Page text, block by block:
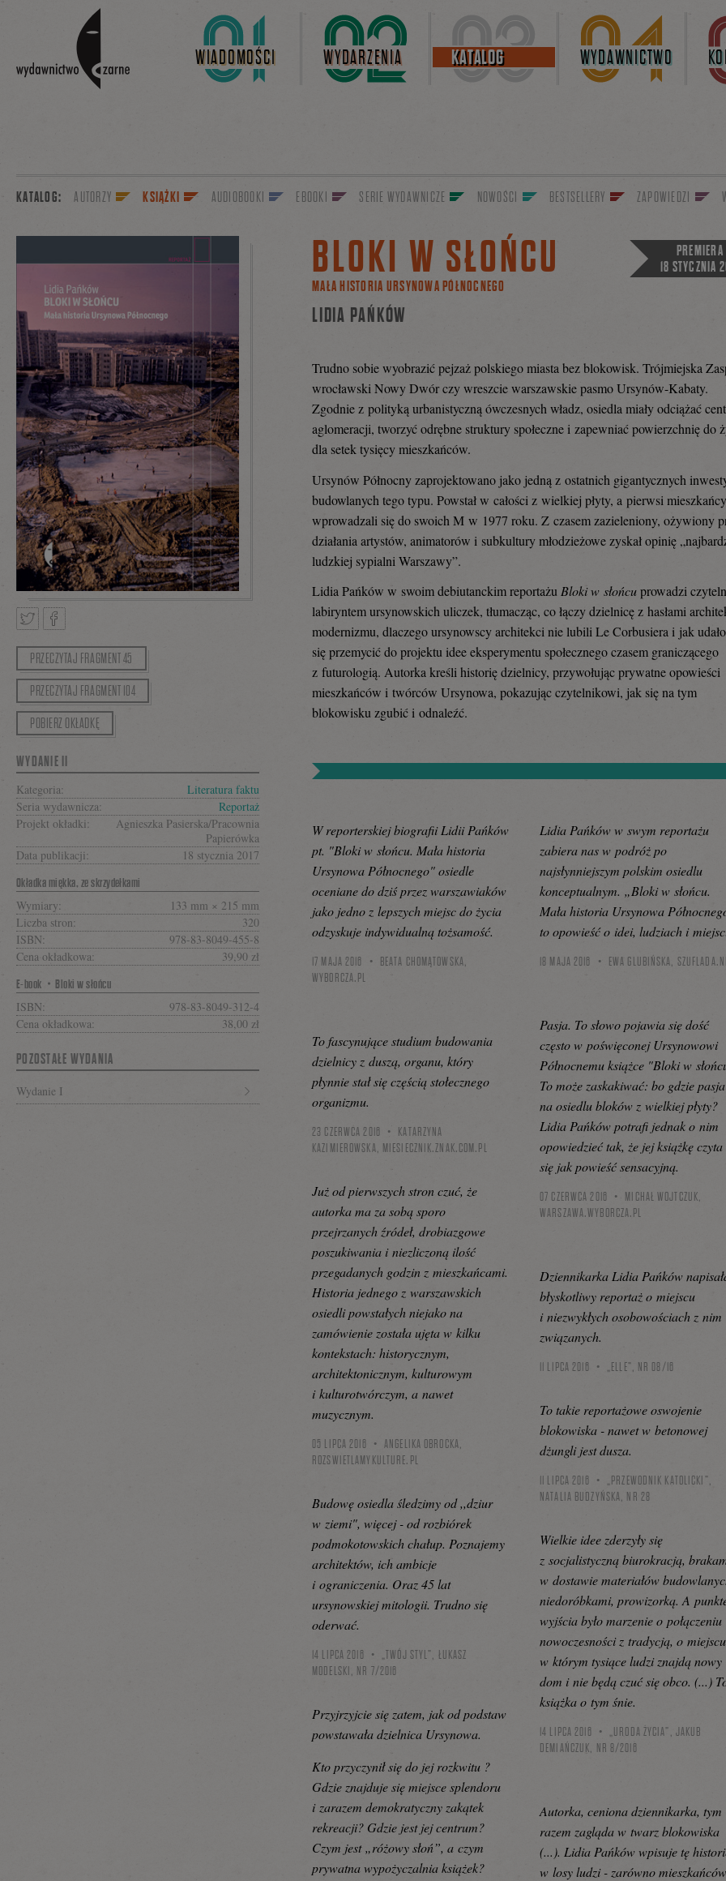
WIADOMOŚCI WYDARZENIA KATALOG WYDAWNICTWO
KATALOG: AUTORZY KSIĄŻKI AUDIOBOOKI EBOOKI SERIE WYDAWNICZE NOWOŚCI BESTSELLERY ZAPOWIEDZI
BLOKI W SŁOŃCU
MAŁA HISTORIA URSYNOWA PÓŁNOCNEGO
LIDIA PAŃKÓW
PREMIERA
18 STYCZNIA
TweetnijPodziel
się
na
Facebooku
Trudno sobie wyobrazić pejzaż polskiego miasta bez blokowisk. Trójmiejska
wrocławski Nowy Dwór czy wreszcie warszawskie pasmo Ursynów-Kabaty.
Zgodnie z polityką urbanistyczną ówczesnych władz, osiedla miały odciążać
aglomeracji, tworzyć odrębne struktury społeczne i zapewniać powierzchnię do
dla setek tysięcy mieszkańców.
Ursynów Północny zaprojektowano jako jedną z ostatnich gigantycznych
budowlanych tego typu. Powstał w całości z wielkiej płyty, a pierwsi
wprowadzali się do swoich M w 1977 roku. Z czasem zazieleniony, ożywiony
działania artystów, animatorów i subkultury młodzieżowe zyskał opinię
ludzkiej sypialni Warszawy”.
Lidia Pańków w swoim debiutanckim reportażu Bloki w słońcuprowadzi
labiryntem ursynowskich uliczek, tłumacząc, co łączy dzielnicę z hasłami
modernizmu, dlaczego ursynowscy architekci nie lubili Le Corbusiera i jak
się przemycić do projektu idee eksperymentu społecznego czasem graniczącego
z futurologią. Autorka kreśli historię dzielnicy, przywołując prywatne opowieści
mieszkańców i twórców Ursynowa, pokazując czytelnikowi, jak się na tym
blokowisku zgubić i odnaleźć.
W reporterskiej biografii Lidii Pańków
pt. "Bloki w słońcu. Mała historia
Ursynowa Północnego" osiedle
oceniane do dziś przez warszawiaków
jako jedno z lepszych miejsc do życia
odzyskuje indywidualną tożsamość.
17 MAJA 2016
BEATA CHOMĄTOWSKA,
WYBORCZA.PL
Lidia Pańków w swym reportażu
zabiera nas w podróż po
najsłynniejszym polskim osiedlu
konceptualnym. „Bloki w słońcu.
Mała historia Ursynowa
to opowieść o idei, ludziach i
18 MAJA 2016 EWA GLUBIŃSKA,
Pasja. To słowo pojawia się dość
często w poświęconej Ursynowowi
Północnemu książce "Bloki w
To może zaskakiwać: bo gdzie pasja
na osiedlu bloków z wielkiej płyty?
Lidia Pańków potrafi jednak o nim
opowiedzieć tak, że jej książkę czyta
się jak powieść sensacyjną.
07 CZERWCA 2016
MICHAŁ WOJTCZUK,
WARSZAWA.WYBORCZA.PL
To fascynujące studium budowania
dzielnicy z duszą, organu, który
płynnie stał się częścią stołecznego
organizmu.
23 CZERWCA 2016
KATARZYNA
KAZIMIEROWSKA, MIESIECZNIK.ZNAK.COM.PL
Już od pierwszych stron czuć, że
autorka ma za sobą sporo
przejrzanych źródeł, drobiazgowe
poszukiwania i niezliczoną ilość
przegadanych godzin z mieszkańcami.
Historia jednego z warszawskich
osiedli powstałych niejako na
zamówienie została ujęta w kilku
kontekstach: historycznym,
architektonicznym, kulturowym
i kulturotwórczym, a nawet
muzycznym.
05 LIPCA 2016
ANGELIKA OBROCKA,
ROZSWIETLAMYKULTURE.PL
Dziennikarka Lidia Pańków
błyskotliwy reportaż o miejscu
i niezwykłych osobowościach z nim
związanych.
11 LIPCA 2016 „ELLE”, NR 08/16
To takie reportażowe oswojenie
blokowiska - nawet w betonowej
dżungli jest dusza.
11 LIPCA 2016
„PRZEWODNIK KATOLICKI”,
NATALIA BUDZYŃSKA, NR 28
Budowę osiedla śledzimy od ,,dziur
w ziemi", więcej - od rozbiórek
podmokotowskich chałup. Poznajemy
architektów, ich ambicje
i ograniczenia. Oraz 45 lat
ursynowskiej mitologii. Trudno się
oderwać.
14 LIPCA 2016
„TWÓJ STYL”, ŁUKASZ
MODELSKI, NR 7/2016
Wielkie idee zderzyły się
z socjalistyczną biurokracją,
w dostawie materiałów
niedoróbkami, prowizorką. A
wyjścia było marzenie o połączeniu
nowoczesności z tradycją, o
w którym tysiące ludzi znajdą nowy
dom i nie będą czuć się obco. (...)
książka o tym śnie.
14 LIPCA 2016
„URODA ŻYCIA”, JAKUB
DEMIAŃCZUK, NR 8/2016
Przyjrzyjcie się zatem, jak od podstaw
powstawała dzielnica Ursynowa.
Kto przyczynił się do jej rozkwitu ?
Gdzie znajduje się miejsce splendoru
i zarazem demokratyczny zakątek
rekreacji? Gdzie jest jej centrum?
Czym jest „różowy słoń”, a czym
prywatna wypożyczalnia książek?
Autorka, ceniona dziennikarka, tym
razem zagląda w twarz blokowiska
(...). Lidia Pańków wpisuje tę
w losy ludzi - zarówno
PRZECZYTAJ FRAGMENT 45
PRZECZYTAJ FRAGMENT 104
POBIERZ OKŁADKĘ
WYDANIE II
Kategoria:
Literatura faktu
Seria wydawnicza:
Reportaż
Projekt okładki:
Agnieszka Pasierska/Pracownia
Papierówka
Data publikacji:
18 stycznia 2017
Okładka miękka, ze skrzydełkami
Wymiary:
133 mm × 215 mm
Liczba stron:
320
ISBN:
978-83-8049-455-8
Cena okładkowa:
39,90 zł
E-book・Bloki w słońcu
ISBN:
978-83-8049-312-4
Cena okładkowa:
38,00 zł
POZOSTAŁE WYDANIA
Wydanie I